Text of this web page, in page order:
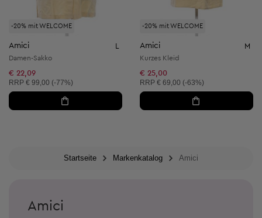
-20% mit WELCOME
Amici L
Damen-Sakko
€ 22,09
Unverbindliche Preisempfehlung:
RRP € 99,00 (-77%)
-20% mit WELCOME
Amici M
Kurzes Kleid
€ 25,00
Unverbindliche Preisempfehlung:
RRP € 69,00 (-63%)
Startseite Markenkatalog Amici
Amici